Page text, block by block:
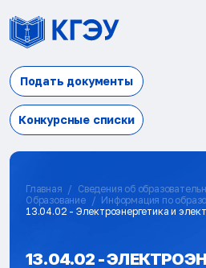
Подать документы
Конкурсные списки
Главная
Сведения об
Образование
Информация по
13.04.02 - Электроэнергетика и
13.04.02 -